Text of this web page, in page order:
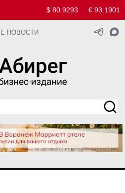
$ 80.9293 € 93.1901
НОВОСТИ